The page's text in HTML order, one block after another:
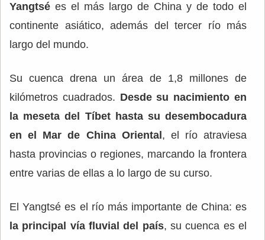
Yangtsé es el más largo de China y de todo el
continente asiático, además del tercer río más
largo del mundo.
Su cuenca drena un área de 1,8 millones de
kilómetros cuadrados. Desde su nacimiento en
la meseta del Tíbet hasta su desembocadura
en el Mar de China Oriental , el río atraviesa
hasta provincias o regiones, marcando la frontera
entre varias de ellas a lo largo de su curso.
El Yangtsé es el río más importante de China: es
la principal vía fluvial del país, su cuenca es el